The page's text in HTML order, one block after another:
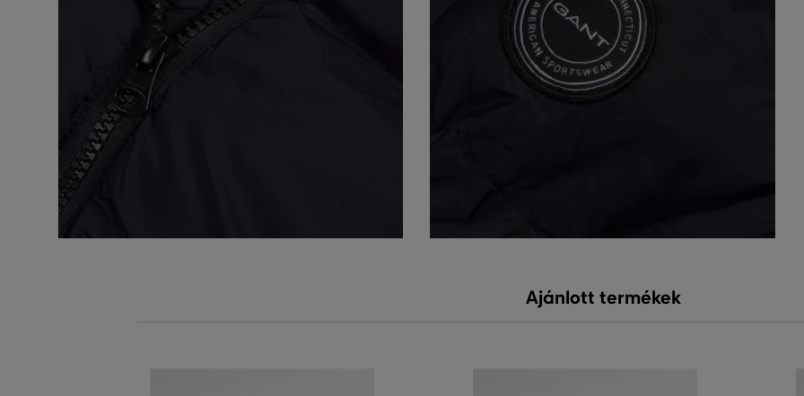
Ajánlott termékek